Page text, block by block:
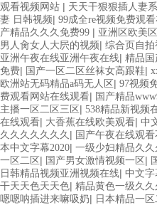
观看视频网站 | 天天干狠狠插人妻
妻 日韩视频| 99成全re视频免费观
产精品久久久免费99 | 亚洲区欧美
男人肏女人大屄的视频| 综合页自
亚洲午夜在线亚洲午夜在线| 精品
免费| 国产一区二区丝袜女高跟鞋|
欧洲站无码精品a码无人区 | 97视频
费观看网站在线观看| 国产精品
主播一区二区三区 | 538精品新视频
在线观看| 大香蕉在线欧美观看| 中
久久久久久久久 | 国产午夜在线观
本中文字幕2020| 一级少妇精品久久
一区二区 | 国产男女激情视频一区 |
日韩精品视频亚洲视频在线| 中文字
干天天色天天色| 精品黄色一级久久
嗯嗯呐插进来嘛吸奶| 日本精品一